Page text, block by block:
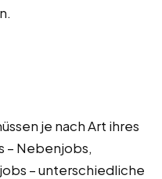
je nach Art ihres
– Nebenjobs,
– unterschiedliche